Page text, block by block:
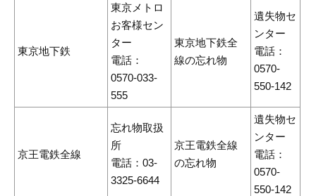
東京地下鉄
東京メトロ
お客様セン
ター
電話：
0570-033-
555
東京地下鉄全
線の忘れ物
遺失物セ
ンター
電話：
0570-
550-142
京王電鉄全線
忘れ物取扱
所
電話：03-
3325-6644
京王電鉄全線
の忘れ物
遺失物セ
ンター
電話：
0570-
550-142